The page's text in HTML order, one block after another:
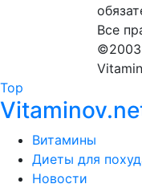
Все
Top
Витамины
Диеты для
Новости